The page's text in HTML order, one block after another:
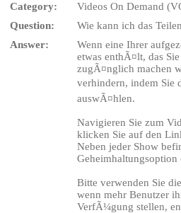
Category:
Videos On Demand
Question:
Wie kann ich das
Answer:
Wenn eine Ihrer
etwas enthÃ¤lt, das
zugÃ¤nglich machen
verhindern, indem Sie
auswÃ¤hlen.
Navigieren Sie zum
klicken Sie auf den
Neben jeder Show
Geheimhaltungsoption
Bitte verwenden Sie
wenn mehr Benutzer
VerfÃ¼gung stellen,
LIMITED